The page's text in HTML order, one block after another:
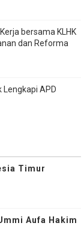
bersama KLHK
dan Reforma
Lengkapi APD
Timur
Aufa Hakim